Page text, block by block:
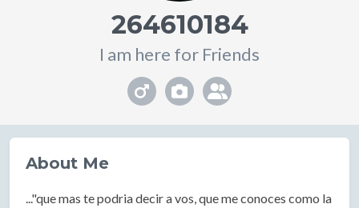
264610184
I am here for Friends
About Me
..."que mas te podria decir a vos, que me conoces como la